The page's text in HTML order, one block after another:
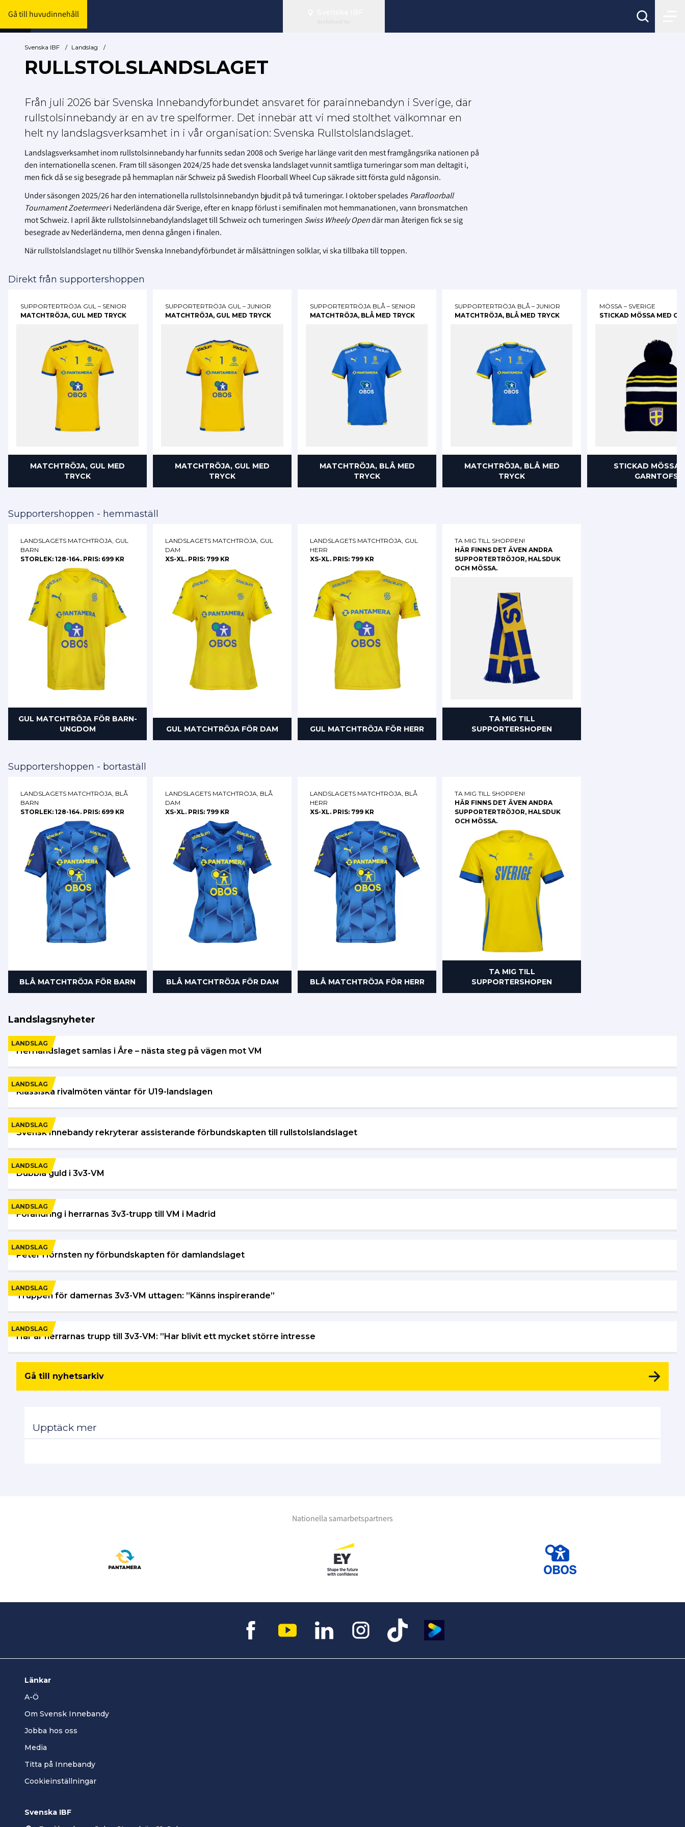
Gå till huvudinnehåll
Byt förbund här
Svenska IBF / Landslag /
RULLSTOLSLANDSLAGET
Från juli 2026 bär Svenska Innebandyförbundet ansvaret för parainnebandyn i Sverige, där
rullstolsinnebandy är en av tre spelformer. Det innebär att vi med stolthet välkomnar en
helt ny landslagsverksamhet in i vår organisation: Svenska Rullstolslandslaget.
Landslagsverksamhet inom rullstolsinnebandy har funnits sedan 2008 och Sverige har länge varit den mest framgångsrika nationen på
den internationella scenen. Fram till säsongen 2024/25 hade det svenska landslaget vunnit samtliga turneringar som man deltagit i,
men fick då se sig besegrade på hemmaplan när Schweiz på Swedish Floorball Wheel Cup säkrade sitt första guld någonsin.
Under säsongen 2025/26 har den internationella rullstolsinnebandyn bjudit på två turneringar. I oktober spelades Parafloorball
Tournament Zoetermeeri Nederländena där Sverige, efter en knapp förlust i semifinalen mot hemmanationen, vann bronsmatchen
mot Schweiz. I april åkte rullstolsinnebandylandslaget till Schweiz och turneringen Swiss Wheely Opendär man återigen fick se sig
besegrade av Nederländerna, men denna gången i finalen.
När rullstolslandslaget nu tillhör Svenska Innebandyförbundet är målsättningen solklar, vi ska tillbaka till toppen.
Direkt från supportershoppen
SUPPORTERTRÖJA GUL – SENIOR
MATCHTRÖJA, GUL MED TRYCK
MATCHTRÖJA, GUL MED
TRYCK
SUPPORTERTRÖJA GUL – JUNIOR
MATCHTRÖJA, GUL MED TRYCK
MATCHTRÖJA, GUL MED
TRYCK
SUPPORTERTRÖJA BLÅ – SENIOR
MATCHTRÖJA, BLÅ MED TRYCK
MATCHTRÖJA, BLÅ MED
TRYCK
SUPPORTERTRÖJA BLÅ – JUNIOR
MATCHTRÖJA, BLÅ MED TRYCK
MATCHTRÖJA, BLÅ MED
TRYCK
MÖSSA – SVERIGE
STICKAD MÖSSA MED
STICKAD MÖSSA
GARNTOFS
Supportershoppen - hemmaställ
LANDSLAGETS MATCHTRÖJA, GUL
BARN
STORLEK: 128-164. PRIS: 699 KR
GUL MATCHTRÖJA FÖR BARN-
UNGDOM
LANDSLAGETS MATCHTRÖJA, GUL
DAM
XS-XL. PRIS: 799 KR
GUL MATCHTRÖJA FÖR DAM
LANDSLAGETS MATCHTRÖJA, GUL
HERR
XS-XL. PRIS: 799 KR
GUL MATCHTRÖJA FÖR HERR
TA MIG TILL SHOPPEN!
HÄR FINNS DET ÄVEN ANDRA
SUPPORTERTRÖJOR, HALSDUK
OCH MÖSSA.
TA MIG TILL
SUPPORTERSHOPEN
Supportershoppen - bortaställ
LANDSLAGETS MATCHTRÖJA, BLÅ
BARN
STORLEK: 128-164. PRIS: 699 KR
BLÅ MATCHTRÖJA FÖR BARN
LANDSLAGETS MATCHTRÖJA, BLÅ
DAM
XS-XL. PRIS: 799 KR
BLÅ MATCHTRÖJA FÖR DAM
LANDSLAGETS MATCHTRÖJA, BLÅ
HERR
XS-XL. PRIS: 799 KR
BLÅ MATCHTRÖJA FÖR HERR
TA MIG TILL SHOPPEN!
HÄR FINNS DET ÄVEN ANDRA
SUPPORTERTRÖJOR, HALSDUK
OCH MÖSSA.
TA MIG TILL
SUPPORTERSHOPEN
Landslagsnyheter
LANDSLAG
Herrlandslaget samlas i Åre – nästa steg på vägen mot VM
LANDSLAG
Klassiska rivalmöten väntar för U19-landslagen
LANDSLAG
Svensk Innebandy rekryterar assisterande förbundskapten till rullstolslandslaget
LANDSLAG
Dubbla guld i 3v3-VM
LANDSLAG
Förändring i herrarnas 3v3-trupp till VM i Madrid
LANDSLAG
Peter Hörnsten ny förbundskapten för damlandslaget
LANDSLAG
Truppen för damernas 3v3-VM uttagen: ”Känns inspirerande”
LANDSLAG
Här är herrarnas trupp till 3v3-VM: ”Har blivit ett mycket större intresse
Gå till nyhetsarkiv
Upptäck mer
Nationella samarbetspartners
Länkar
A-Ö
Om Svensk Innebandy
Jobba hos oss
Media
Titta på Innebandy
Cookieinställningar
Svenska IBF